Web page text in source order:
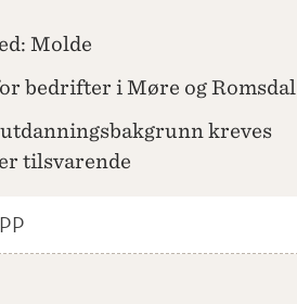
Molde
bedrifter i Møre og Romsdal
kreves
tilsvarende